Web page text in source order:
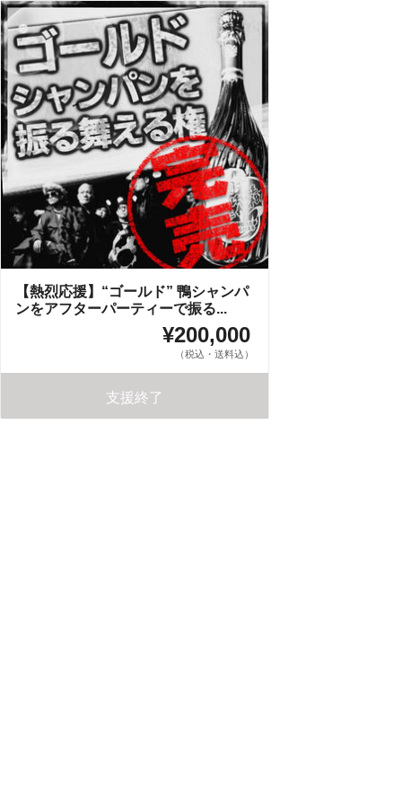
【熱烈応援】“ゴールド” 鴨シャンパ
ンをアフターパーティーで振る...
¥200,000
（税込・送料込）
支援終了